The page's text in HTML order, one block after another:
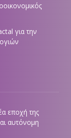
για την
εποχή της
αυτόνομη